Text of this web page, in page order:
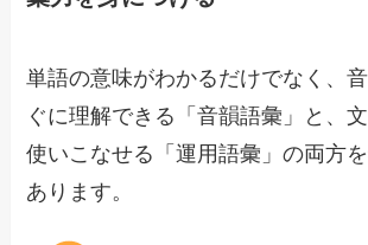
単語の意味がわかるだけでなく、
ぐに理解できる「音韻語彙」と、
使いこなせる「運用語彙」の両方
あります。